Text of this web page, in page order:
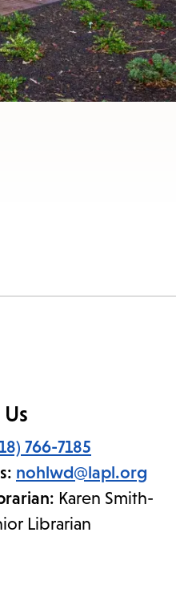
766-7185
nohlwd@lapl.org
Karen Smith-
Librarian